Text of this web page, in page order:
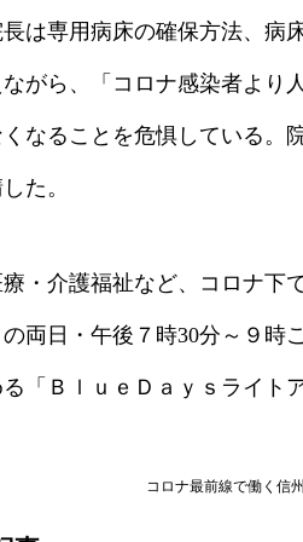
は専用病床の確保方法、病
ながら、「コロナ感染者より
なることを危惧している。
た。
・介護福祉など、コロナ下
の両日・午後７時30分～９時
「ＢｌｕｅＤａｙｓライト
コロナ最前線で働く信